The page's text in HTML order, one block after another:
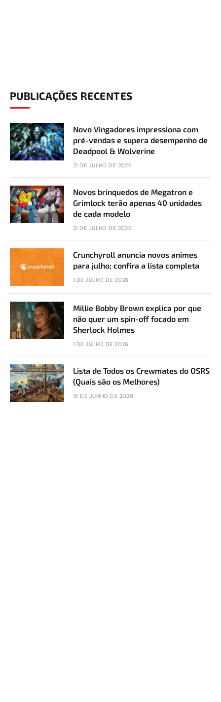
PUBLICAÇÕES RECENTES
Novo Vingadores impressiona com
pré-vendas e supera desempenho de
Deadpool & Wolverine
21 DE JULHO DE 2026
Novos brinquedos de Megatron e
Grimlock terão apenas 40 unidades
de cada modelo
21 DE JULHO DE 2026
Crunchyroll anuncia novos animes
para julho; confira a lista completa
1 DE JULHO DE 2026
Millie Bobby Brown explica por que
não quer um spin-off focado em
Sherlock Holmes
1 DE JULHO DE 2026
Lista de Todos os Crewmates do OSRS
(Quais são os Melhores)
15 DE JUNHO DE 2026